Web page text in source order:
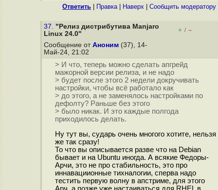
Ответить Правка| Наверх Cообщить модератору
37. "Релиз дистрибутива Manjaro
Linux 24.0"
+ / –
Сообщение от Аноним (37), 14-
Май-24, 21:02
> И что, теперь можно сделать апгрейд
мажорной версии релиза, и не надо
> будет после этого 2 недели докручивать
настройки, чтобы всё работало как
> до этого, а не заменялось настройками по
дефолту? Раньше без этого
> было никак. И это каждые полгода
приходилось делать.
Ну тут вы, сударь очень многого хотите, нельзя
же так сразу!
То что вы описывается разве что на Debian
бывает и на Ubuntu иногда. А всякие Федоры-
Арчи, это не про стабильность, это про
иннавациионные тихналогии, сперва надо
тестить первую волну в апстриме, для этого